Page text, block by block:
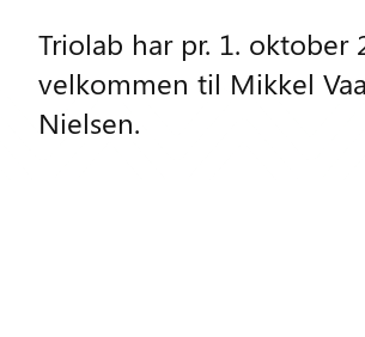
Triolab har pr. 1. oktober
velkommen til Mikkel
Nielsen.